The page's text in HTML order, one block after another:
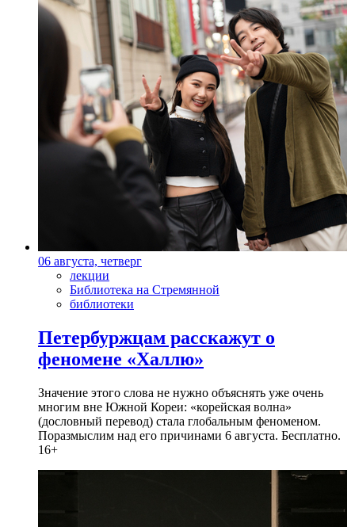
06 августа, четверг
лекции
Библиотека на Стремянной
библиотеки
Петербуржцам расскажут о
феномене «Халлю»
Значение этого слова не нужно объяснять уже очень
многим вне Южной Кореи: «корейская волна»
(дословный перевод) стала глобальным феноменом.
Поразмыслим над его причинами 6 августа. Бесплатно.
16+